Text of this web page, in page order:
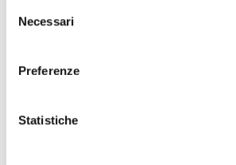
delNecessari
Preferenze
Statistiche
PROGRAMMA DI
RISANAMENTO CONSERVATIVO
Aggiornato il